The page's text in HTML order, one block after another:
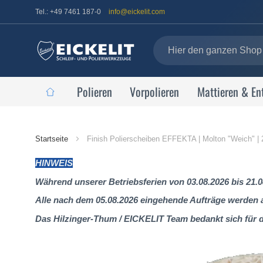
Tel.: +49 7461 187-0 info@eickelit.com
Polieren Vorpolieren Mattieren &
Startseite Finish Polierscheiben EFFEKTA | Molton "Weich" |
HINWEIS
Während unserer Betriebsferien von 03.08.2026 bis
Alle nach dem 05.08.2026 eingehende Aufträge
Das Hilzinger-Thum / EICKELIT Team bedankt sich für